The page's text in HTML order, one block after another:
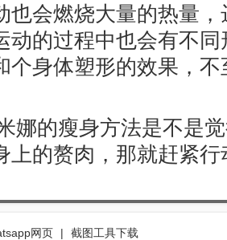
也会燃烧大量的热量
动的过程中也会有不
个身体塑形的效果，
的瘦身方法是不是觉
上的赘肉，那就赶紧
网页 | 截图工具下载